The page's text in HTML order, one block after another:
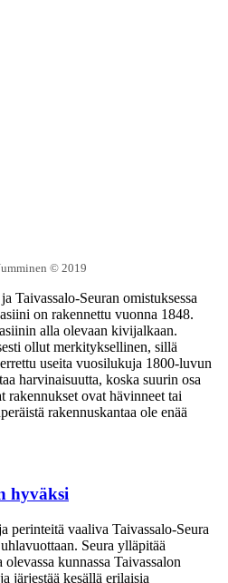
© 2019
Taivassalo-Seuran omistuksessa
on rakennettu vuonna 1848.
alla olevaan kivijalkaan.
ollut merkityksellinen, sillä
useita vuosilukuja 1800-luvun
harvinaisuutta, koska suurin osa
rakennukset ovat hävinneet tai
rakennuskantaa ole enää
hyväksi
perinteitä vaaliva Taivassalo-Seura
Seura ylläpitää
kunnassa Taivassalon
järjestää kesällä erilaisia